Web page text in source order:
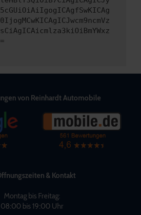
von Reinhardt Automobile
& Kontakt
Montag bis Freitag:
08:00 bis 19:00 Uhr